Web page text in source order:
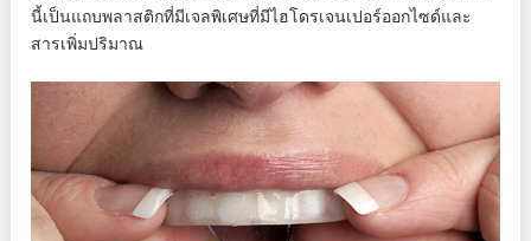
นี้เป็นแถบพลาสติกที่มีเจลพิเศษที่มีไฮโดรเจนเปอร์ออกไซด์และ
สารเพิ่มปริมาณ